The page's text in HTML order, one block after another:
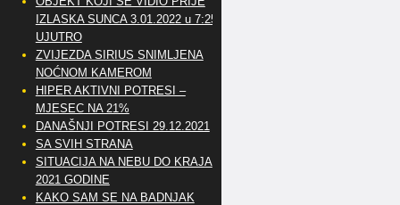
IZLASKA SUNCA 3.01.2022 u 7:25
UJUTRO
ZVIJEZDA SIRIUS SNIMLJENA
NOĆNOM KAMEROM
HIPER AKTIVNI POTRESI –
MJESEC NA 21%
DANAŠNJI POTRESI 29.12.2021
SA SVIH STRANA
SITUACIJA NA NEBU DO KRAJA
2021 GODINE
KAKO SAM SE NA BADNJAK